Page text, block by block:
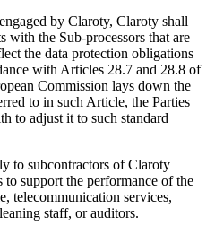
by Claroty, Claroty shall
with the Sub-processors that are
the data protection obligations
with Articles 28.7 and 28.8 of
Commission lays down the
to in such Article, the Parties
to adjust it to such standard
to subcontractors of Claroty
support the performance of the
telecommunication services,
staff, or auditors.